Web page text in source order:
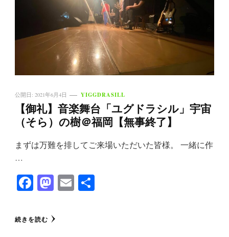
公開日: 2021年6月4日 YIGGDRASILL
【御礼】音楽舞台「ユグドラシル」宇宙
（そら）の樹＠福岡【無事終了】
まずは万難を排してご来場いただいた皆様。 一緒に作
…
Facebook
Mastodon
Email
続きを読む